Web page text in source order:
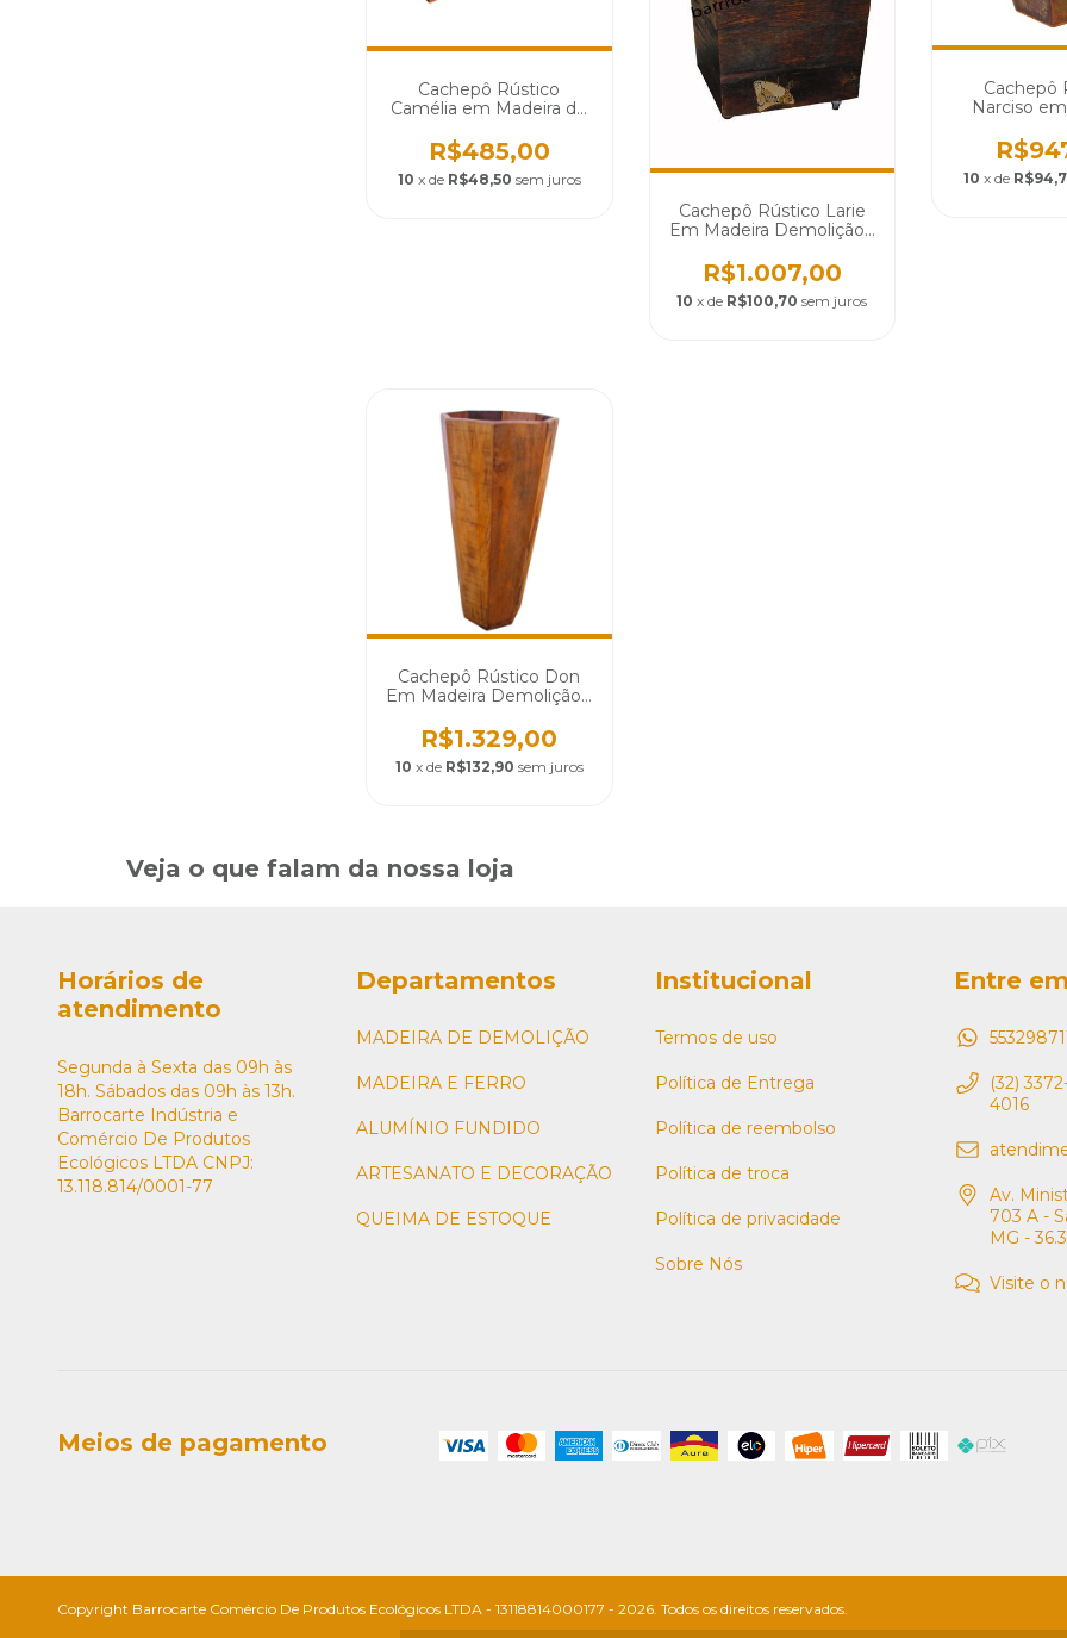
Cachepô Rústico
Camélia em Madeira de
R$485,00
10 x de R$48,50 sem juros
Cachepô Rústico Larie
Em Madeira Demolição -
R$1.007,00
10 x de R$100,70 sem juros
Cachepô
Narciso
10 x de
Cachepô Rústico Don
Em Madeira Demolição -
R$1.329,00
10 x de R$132,90 sem juros
Veja o que falam da nossa loja
Horários de
atendimento
Segunda à Sexta das 09h às
18h. Sábados das 09h às 13h.
Barrocarte Indústria e
Comércio De Produtos
Ecológicos LTDA CNPJ:
13.118.814/0001-77
Departamentos
MADEIRA DE DEMOLIÇÃO
MADEIRA E FERRO
ALUMÍNIO FUNDIDO
ARTESANATO E DECORAÇÃO
QUEIMA DE ESTOQUE
Institucional
Termos de uso
Política de Entrega
Política de reembolso
Política de troca
Política de privacidade
Sobre Nós
Entre
(32)
4016
Av.
703 A -
MG -
Visite o
Meios de pagamento
Copyright Barrocarte Comércio De Produtos Ecológicos LTDA - 13118814000177 - 2026. Todos os direitos reservados.